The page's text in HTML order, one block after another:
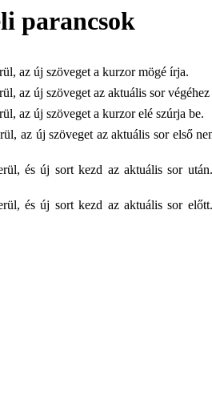
parancsok
az új szöveget a kurzor mögé írja.
az új szöveget az aktuális sor
az új szöveget a kurzor elé szúrja be.
az új szöveget az aktuális sor első
és új sort kezd az aktuális sor
és új sort kezd az aktuális sor